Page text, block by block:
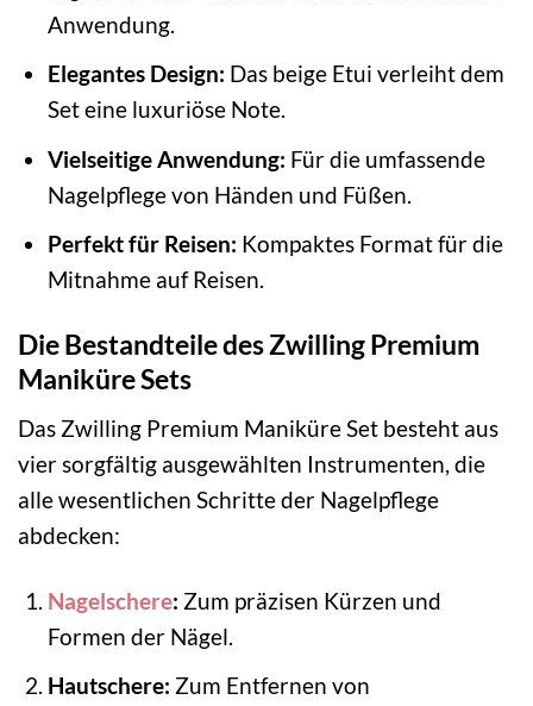
Anwendung.
Elegantes Design: Das beige Etui verleiht dem
Set eine luxuriöse Note.
Vielseitige Anwendung: Für die umfassende
Nagelpflege von Händen und Füßen.
Perfekt für Reisen: Kompaktes Format für die
Mitnahme auf Reisen.
Die Bestandteile des Zwilling Premium
Maniküre Sets
Das Zwilling Premium Maniküre Set besteht aus
vier sorgfältig ausgewählten Instrumenten, die
alle wesentlichen Schritte der Nagelpflege
abdecken:
Nagelschere: Zum präzisen Kürzen und
Formen der Nägel.
Hautschere: Zum Entfernen von